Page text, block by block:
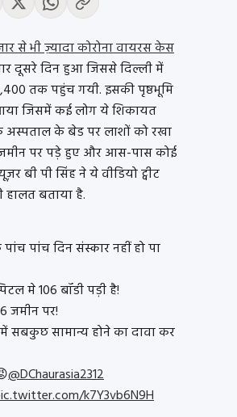
से भी ज़्यादा कोरोना वायरस केस
दूसरे दिन हुआ जिससे दिल्ली में
तक पहुंच गयी. इसकी पृष्ठभूमि
जिसमें कई लोग ये शिकायत
के बेड पर लाशों को रखा
पर पड़े हुए और आस-पास कोई
बी पी सिंह ने ये वीडियो ट्वीट
बताया है.
पांच दिन संस्कार नहीं हो पा
मे 106 बॉडी पड़ी है!
जमीन पर!
सबकुछ सामान्य होने का दावा कर
@DChaurasia2312
k7Y3vb6N9H